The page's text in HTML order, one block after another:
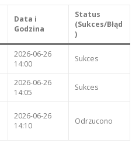
Data i
Godzina
Status
(Sukces/Błąd
)
2026-06-26
14:00
Sukces
2026-06-26
14:05
Sukces
2026-06-26
14:10
Odrzucono